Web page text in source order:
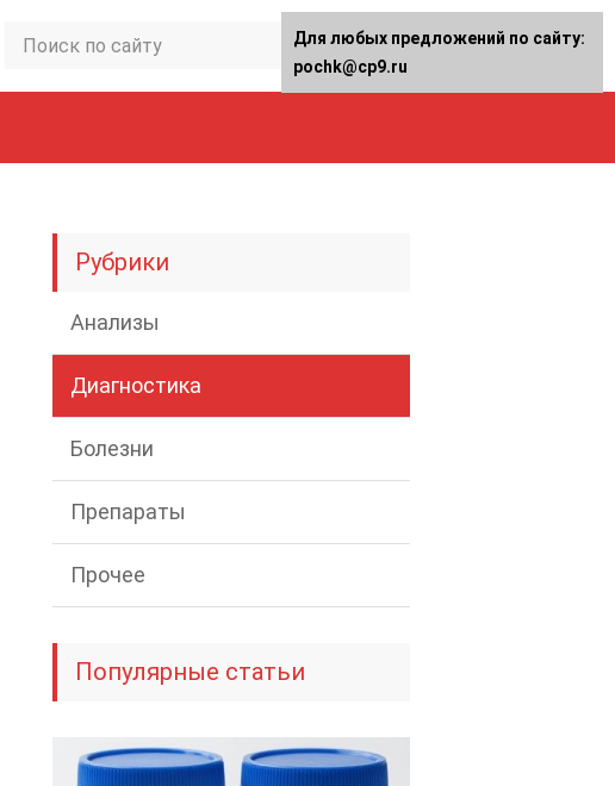
Рубрики
Анализы
Диагностика
Болезни
Препараты
Прочее
Популярные статьи
Для любых предложений по сайту:
pochk@cp9.ru